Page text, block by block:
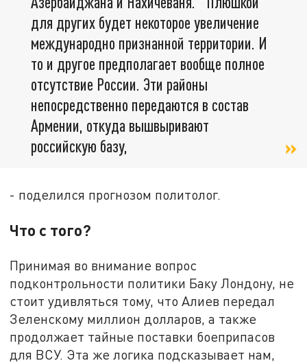
для других будет некоторое увеличение
международно признанной территории. И
то и другое предполагает вообще полное
отсутствие России. Эти районы
непосредственно передаются в состав
Армении, откуда вышвыривают
российскую базу,
- поделился прогнозом политолог.
Что с того?
Принимая во внимание вопрос
подконтрольности политики Баку Лондону, не
стоит удивляться тому, что Алиев передал
Зеленскому миллион долларов, а также
продолжает тайные поставки боеприпасов
для ВСУ. Эта же логика подсказывает нам,